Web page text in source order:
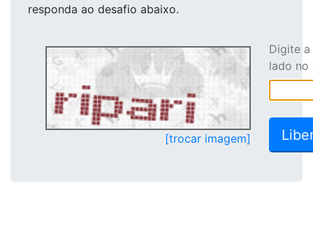
responda ao desafio abaixo.
[trocar imagem]
Digite
lado no